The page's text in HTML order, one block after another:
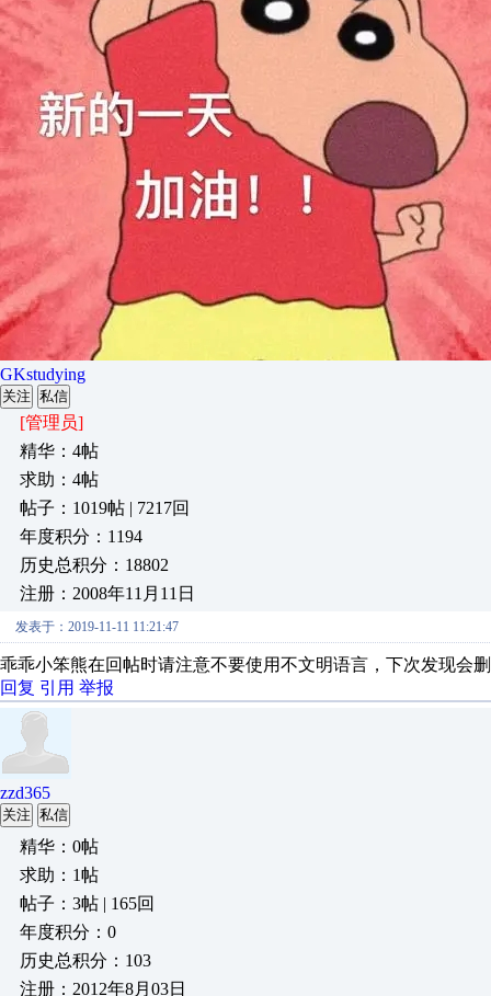
GKstudying
关注 私信
[管理员]
精华：4帖
求助：4帖
帖子：1019帖 | 7217回
年度积分：1194
历史总积分：18802
注册：2008年11月11日
发表于：2019-11-11 11:21:47
乖乖小笨熊在回帖时请注意不要使用不文明语言，下次发现会
回复 引用 举报
zzd365
关注 私信
精华：0帖
求助：1帖
帖子：3帖 | 165回
年度积分：0
历史总积分：103
注册：2012年8月03日